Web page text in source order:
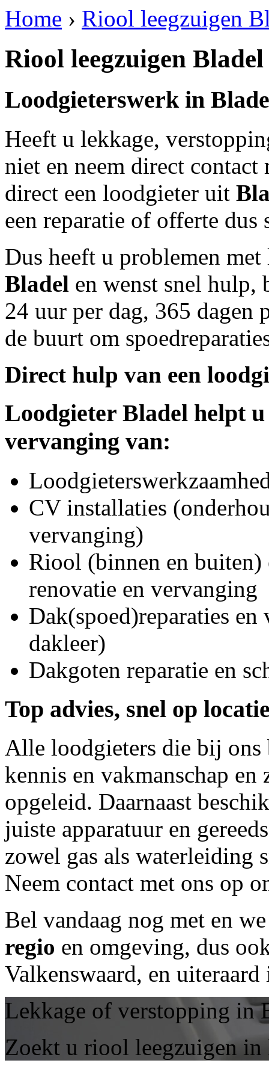
Home › Riool leegzuigen
Riool leegzuigen Bladel
Loodgieterswerk in
Heeft u lekkage,
niet en neem direct
direct een loodgieter uit
een reparatie of offerte
Dus heeft u problemen
Bladel en wenst snel hulp,
24 uur per dag, 365 dagen
de buurt om
Direct hulp van een
Loodgieter Bladel helpt
vervanging van:
CV installaties
vervanging)
Riool (binnen en buiten)
renovatie en vervanging
Dak(spoed)reparaties
dakleer)
Dakgoten reparatie en
Top advies, snel op
Alle loodgieters die bij
kennis en vakmanschap
opgeleid. Daarnaast
juiste apparatuur en
zowel gas als waterleiding
Neem contact met ons op
Bel vandaag nog met en
regio en omgeving, dus
Valkenswaard, en
Lekkage of verstopping in
Zoekt u riool leegzuigen in